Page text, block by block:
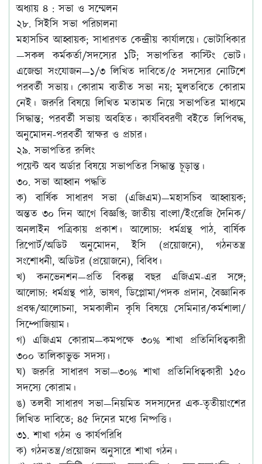
অধ্যায় ৪ : সভা ও সম্মেলন
২৮. সিইসি সভা পরিচালনা
মহাসচিব আহ্বায়ক; সাধারণত কেন্দ্রীয় কার্যালয়ে। ভোটাধিকার
—সকল কর্মকর্তা/সদস্যের ১টি; সভাপতির কাস্টিং ভোট।
এজেন্ডা সংযোজন—১/৩ লিখিত দাবিতে/৫ সদস্যের নোটিশে
পরবর্তী সভায়। কোরাম ব্যতীত সভা নয়; মুলতবিতে কোরাম
নেই। জরুরি বিষয়ে লিখিত মতামত নিয়ে সভাপতির মাধ্যমে
সিদ্ধান্ত; পরবর্তী সভায় অবহিত। কার্যবিবরণী বইতে লিপিবদ্ধ,
অনুমোদন-পরবর্তী স্বাক্ষর ও প্রচার।
২৯. সভাপতির রুলিং
পয়েন্ট অব অর্ডার বিষয়ে সভাপতির সিদ্ধান্ত চূড়ান্ত।
৩০. সভা আহ্বান পদ্ধতি
ক)বার্ষিক সাধারণ সভা (এজিএম)—মহাসচিব আহ্বায়ক;
অন্তত ৩০ দিন আগে বিজ্ঞপ্তি; জাতীয় বাংলা/ইংরেজি দৈনিক/
অনলাইন পত্রিকায় প্রকাশ। আলোচ্য: ধর্মগ্রন্থ পাঠ, বার্ষিক
রিপোর্ট/অডিট অনুমোদন, ইসি (প্রয়োজনে), গঠনতন্ত্র
সংশোধনী, অডিটর (প্রয়োজনে), বিবিধ।
খ)কনভেনশন—প্রতি বিকল্প বছর এজিএম-এর সঙ্গে;
আলোচ্য: ধর্মগ্রন্থ পাঠ, ভাষণ, ডিপ্লোমা/পদক প্রদান, বৈজ্ঞানিক
প্রবন্ধ/আলোচনা, সমকালীন কৃষি বিষয়ে সেমিনার/কর্মশালা/
সিম্পোজিয়াম।
গ) এজিএম কোরাম—কমপক্ষে ৩০% শাখা প্রতিনিধিত্বকারী
৩০০ তালিকাভুক্ত সদস্য।
ঘ)জরুরি সাধারণ সভা—৩০% শাখা প্রতিনিধিত্বকারী ১৫০
সদস্যে কোরাম।
ঙ)তলবী সাধারণ সভা—নিয়মিত সদস্যদের এক-তৃতীয়াংশের
লিখিত দাবিতে; ৪৫ দিনের মধ্যে নিষ্পত্তি।
৩১. শাখা গঠন ও কার্যপরিধি
ক) গঠনতন্ত্র/প্রয়োজন অনুসারে শাখা গঠন।